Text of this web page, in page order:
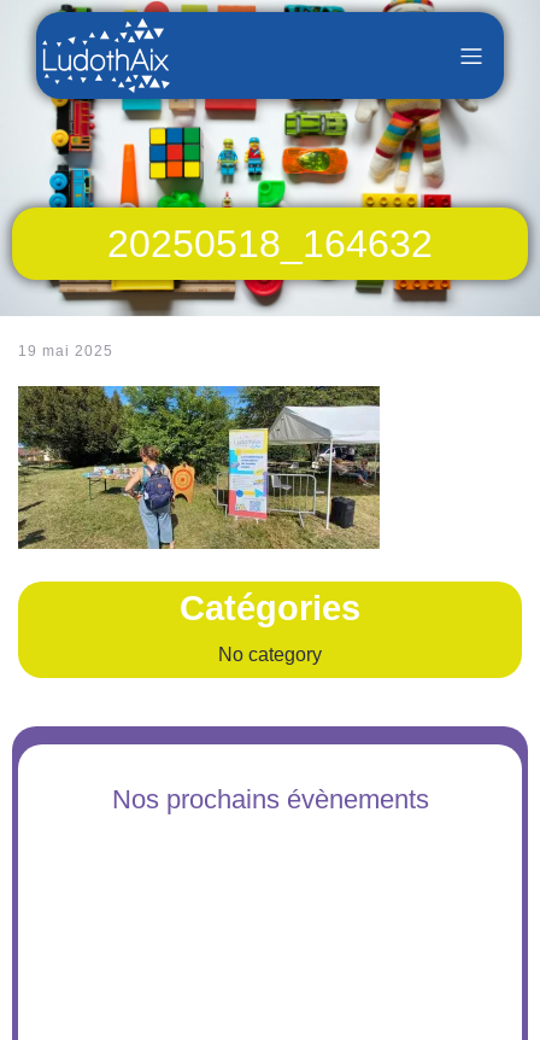
20250518_164632
19 mai 2025
Catégories
No category
Nos prochains évènements